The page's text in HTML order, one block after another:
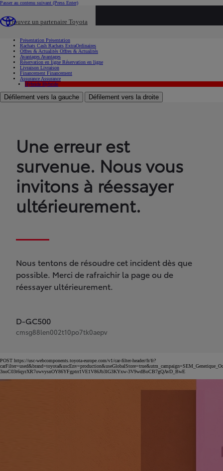
Passer au contenu suivant (Press Enter)
Trouvez un partenaire Toyota
Présentation Présentation
Rachats Cash Rachats ExtraOrdinaires
Offres & Actualités Offres & Actualités
Avantages Avantages
Réservation en ligne Réservation en ligne
Livraison Livraison
Financement Financement
Assurance Assurance
Hybride Hybride
Défilement vers la gauche Défilement vers la droite
Une erreur est
survenue. Nous vous
invitons à réessayer
ultérieurement.
Nous tentons de résoudre cet incident dès que
possible. Merci de rafraichir la page ou de
réessayer ultérieurement.
D-GC500
cmsg88len002t10po7tk0aepv
POST https://usc-webcomponents.toyota-europe.com/v1/car-filter-header/fr/fr?
3noC03t6qyrXR7owvysnOY86YFgptrr1VE1V86Jb3lG3KYxw-3V9wdBoCB7gQAvD_BwE